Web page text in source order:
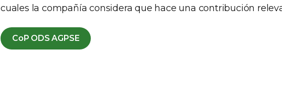
cuales la compañía considera que hace una contribución
CoP ODS AGPSE